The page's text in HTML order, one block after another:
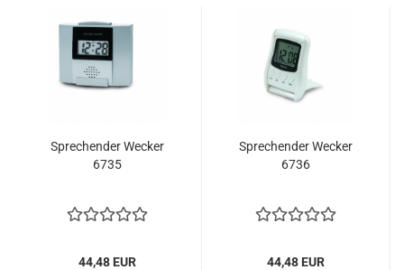
Sprechender Wecker
6735
44,48 EUR
Sprechender Wecker
6736
44,48 EUR